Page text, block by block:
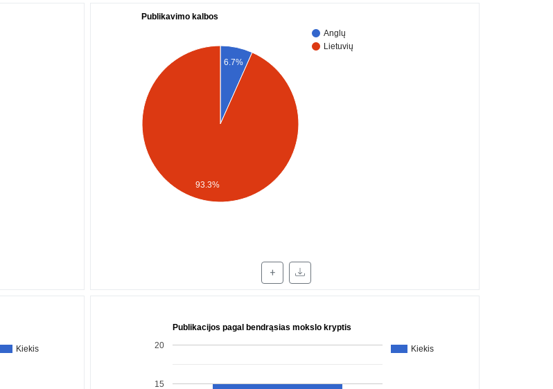
Publikavimo kalbos
Anglų
Lietuvių
6.7%
93.3%
+
Kiekis
Publikacijos pagal bendrąsias mokslo kryptis
Kiekis
15
20